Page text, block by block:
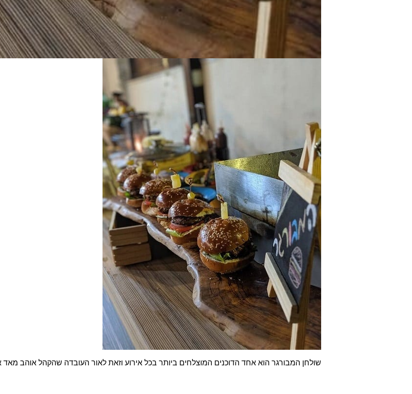
שולחן המבורגר הוא אחד הדוכנים המוצלחים ביותר בכל אירוע וזאת לאור העובדה שהקהל אוהב